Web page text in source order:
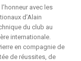
avec les
d’Alain
du club au
internationale.
en compagnie de
de réussites, de